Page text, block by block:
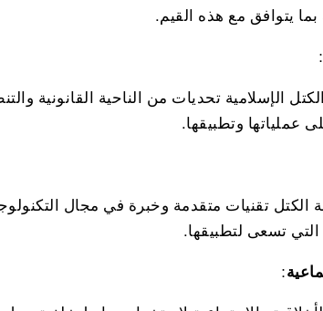
يتوافق مع هذه القيم.
:
الإسلامية تحديات من الناحية القانونية
عملياتها وتطبيقها.
تقنيات متقدمة وخبرة في مجال
تسعى لتطبيقها.
: